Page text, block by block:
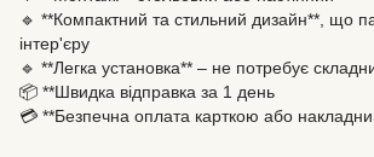
🔹 **Компактний та стильний дизайн**, що
інтер'єру
🔹 **Легка установка** – не потребує
📦 **Швидка відправка за 1 день
💳 **Безпечна оплата карткою або